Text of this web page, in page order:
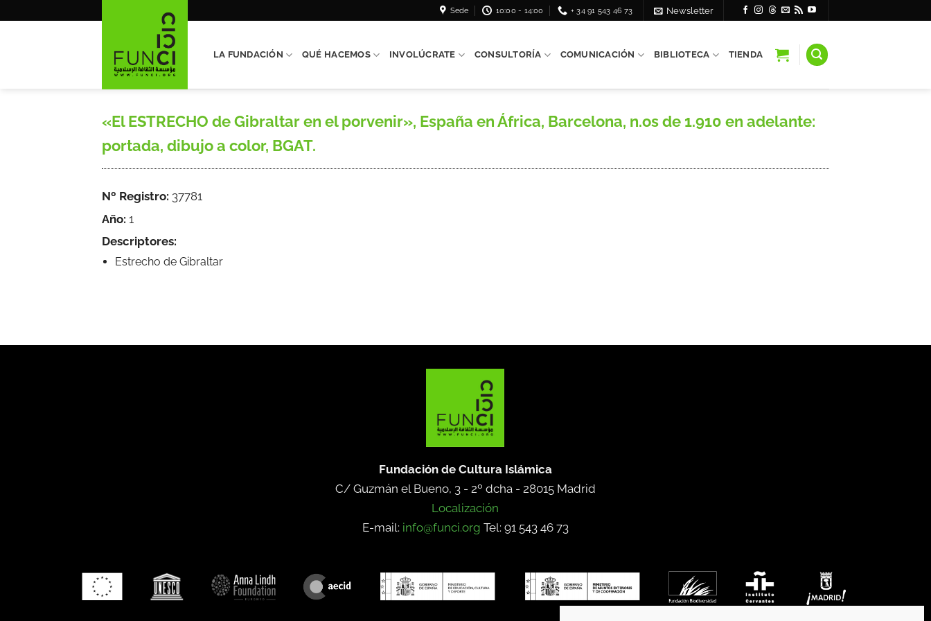
Sede 10:00 - 14:00 + 34 91 543 46 73 Newsletter
LA FUNDACIÓN QUÉ HACEMOS INVOLÚCRATE CONSULTORÍA COMUNICACIÓN BIBLIOTECA TIENDA
«El ESTRECHO de Gibraltar en el porvenir», España en África, Barcelona, n.os de 1.910 en adelante:
portada, dibujo a color, BGAT.
Nº Registro: 37781
Año: 1
Descriptores:
Estrecho de Gibraltar
Fundación de Cultura Islámica
C/ Guzmán el Bueno, 3 - 2º dcha - 28015 Madrid
Localización
E-mail: info@funci.org Tel: 91 543 46 73